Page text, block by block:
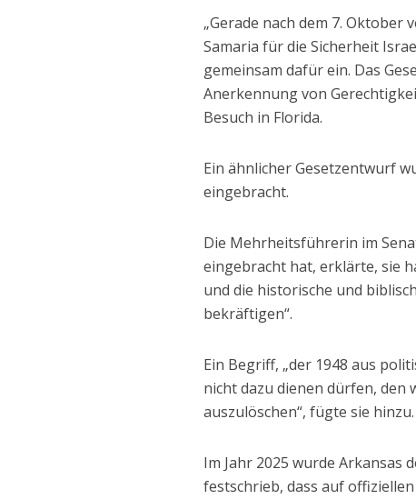
„Gerade nach dem 7. Oktober
Samaria für die Sicherheit
gemeinsam dafür ein. Das
Anerkennung von
Besuch in Florida.
Ein ähnlicher Gesetzentwurf
eingebracht.
Die Mehrheitsführerin im
eingebracht hat, erklärte, sie
und die historische und
bekräftigen“.
Ein Begriff, „der 1948 aus
nicht dazu dienen dürfen, den
auszulöschen“, fügte sie hinzu.
Im Jahr 2025 wurde Arkansas
festschrieb, dass auf